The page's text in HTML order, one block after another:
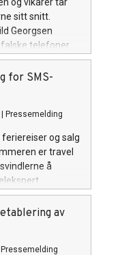
sitt snitt.
Georgsen
telefoner
i ferien.
for SMS-
Pressemelding
og salg
er travel
å
av
Pressemelding